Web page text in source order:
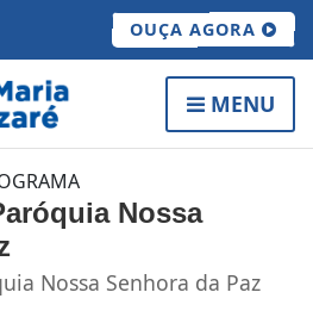
OUÇA AGORA
MENU
Nossa
Nossa Senhora da Paz